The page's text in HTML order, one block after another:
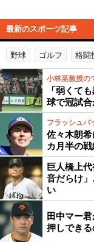
最新のスポーツ記事
野球 ゴルフ 格闘
小林至教授の
「弱くて
球で冠試
フラッシュバ
佐々木朗
カ月半の
巨人橋上
音だらけ
い
田中マー
押しでき